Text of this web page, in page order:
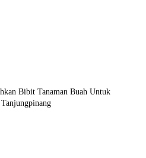
Bibit Tanaman Buah Untuk